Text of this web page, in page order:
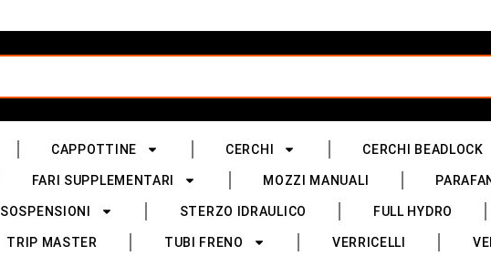
CAPPOTTINE CERCHI CERCHI BEADLOCK
FARI SUPPLEMENTARI MOZZI MANUALI
SOSPENSIONI STERZO IDRAULICO FULL HYDRO
TRIP MASTER TUBI FRENO VERRICELLI